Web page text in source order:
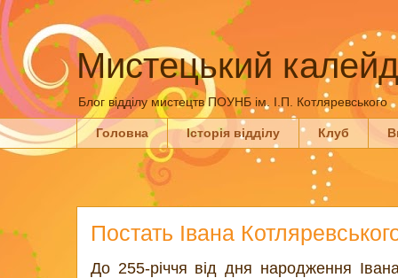
Мистецький
Блог відділу мистецтв ПОУНБ ім. І.П. Котляревського
Головна Історія відділу Клуб
Постать Івана
До 255-річчя від дня народження